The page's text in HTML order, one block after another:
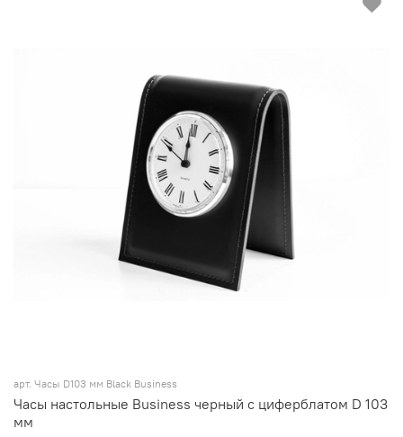
арт. Часы D103 мм Black Business
Часы настольные Business черный с циферблатом D 103
мм